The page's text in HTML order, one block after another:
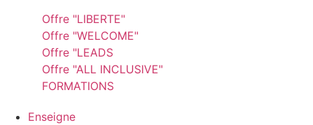
Offre "LIBERTE"
Offre "WELCOME"
Offre "LEADS
Offre "ALL INCLUSIVE"
FORMATIONS
Enseigne